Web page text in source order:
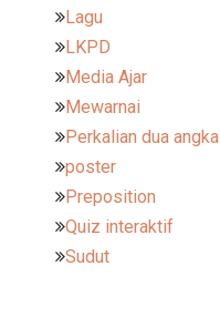
Lagu
LKPD
Media Ajar
Mewarnai
Perkalian dua angka
poster
Preposition
Quiz interaktif
Sudut